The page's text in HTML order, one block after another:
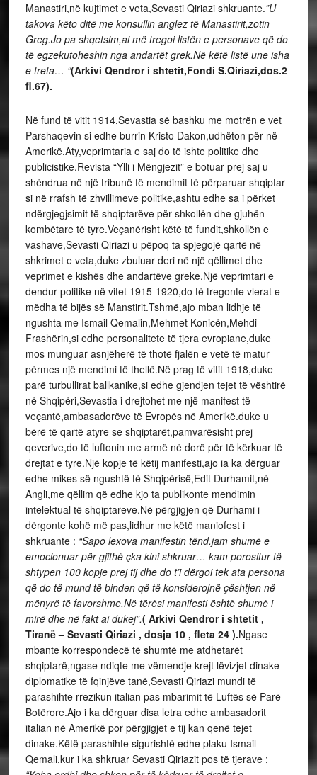
Manastiri,në kujtimet e veta,Sevasti Qiriazi shkruante.”U
takova këto ditë me konsullin anglez të Manastirit,zotin
Greg.Jo pa shqetsim,ai më tregoi listën e personave që do
të egzekutoheshin nga andartët grek.Në këtë listë une isha
e treta… “(Arkivi Qendror i shtetit,Fondi S.Qiriazi,dos.2
fl.67).
Në fund të vitit 1914,Sevastia së bashku me motrën e vet
Parshaqevin si edhe burrin Kristo Dakon,udhëton për në
Amerikë.Aty,veprimtaria e saj do të ishte politike dhe
publicistike.Revista “Ylli i Mëngjezit” e botuar prej saj u
shëndrua në një tribunë të mendimit të përparuar shqiptar
si në rrafsh të zhvillimeve politike,ashtu edhe sa i përket
ndërgjegjsimit të shqiptarëve për shkollën dhe gjuhën
kombëtare të tyre.Veçanërisht këtë të fundit,shkollën e
vashave,Sevasti Qiriazi u pëpoq ta spjegojë qartë në
shkrimet e veta,duke zbuluar deri në një qëllimet dhe
veprimet e kishës dhe andartëve greke.Një veprimtari e
dendur politike në vitet 1915-1920,do të tregonte vlerat e
mëdha të bijës së Manstirit.Tshmë,ajo mban lidhje të
ngushta me Ismail Qemalin,Mehmet Konicën,Mehdi
Frashërin,si edhe personalitete të tjera evropiane,duke
mos munguar asnjëherë të thotë fjalën e vetë të matur
përmes një mendimi të thellë.Në prag të vitit 1918,duke
parë turbullirat ballkanike,si edhe gjendjen tejet të vështirë
në Shqipëri,Sevastia i drejtohet me një manifest të
veçantë,ambasadorëve të Evropës në Amerikë.duke u
bërë të qartë atyre se shqiptarët,pamvarësisht prej
qeverive,do të luftonin me armë në dorë për të kërkuar të
drejtat e tyre.Një kopje të këtij manifesti,ajo ia ka dërguar
edhe mikes së ngushtë të Shqipërisë,Edit Durhamit,në
Angli,me qëllim që edhe kjo ta publikonte mendimin
intelektual të shqiptareve.Në përgjigjen që Durhami i
dërgonte kohë më pas,lidhur me këtë maniofest i
shkruante : “Sapo lexova manifestin tënd.jam shumë e
emocionuar për gjithë çka kini shkruar… kam porositur të
shtypen 100 kopje prej tij dhe do t’i dërgoi tek ata persona
që do të mund të binden që të konsiderojnë çështjen në
mënyrë të favorshme.Në tërësi manifesti është shumë i
mirë dhe në fakt ai dukej”.( Arkivi Qendror i shtetit ,
Tiranë – Sevasti Qiriazi , dosja 10 , fleta 24 ).Ngase
mbante korrespondecë të shumtë me atdhetarët
shqiptarë,ngase ndiqte me vëmendje krejt lëvizjet dinake
diplomatike të fqinjëve tanë,Sevasti Qiriazi mundi të
parashihte rrezikun italian pas mbarimit të Luftës së Parë
Botërore.Ajo i ka dërguar disa letra edhe ambasadorit
italian në Amerikë por përgjigjet e tij kan qenë tejet
dinake.Këtë parashihte sigurishtë edhe plaku Ismail
Qemali,kur i ka shkruar Sevasti Qiriazit pos të tjerave ;